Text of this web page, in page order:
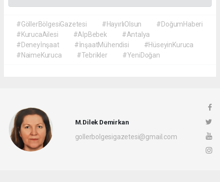
#GöllerBölgesiGazetesi #HayırlıOlsun
#DoğumHaberi
#KurucaAilesi
#AlpBebek
#Antalya
#Deneyİnşaat
#İnşaatMühendisi
#HüseyinKuruca
#NaimeKuruca
#Tebrikler #YeniDoğan
M.Dilek Demirkan
gollerbolgesigazetesi@gmail.com